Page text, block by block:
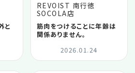
2025.12
と
REVOIST 南行徳
SOCOLA店
筋肉をつけることに年齢は
関係ありません。
2026.01.24